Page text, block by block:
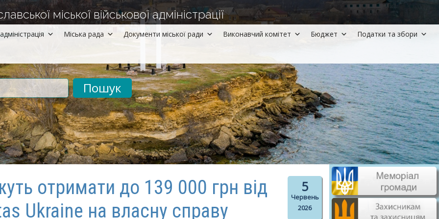
міської військової адміністрації
Міська рада Документи міської ради Виконавчий комітет Бюджет Податки та збори
5
Червень
2026
отримати до 139 000 грн від
Ukraine на власну справу